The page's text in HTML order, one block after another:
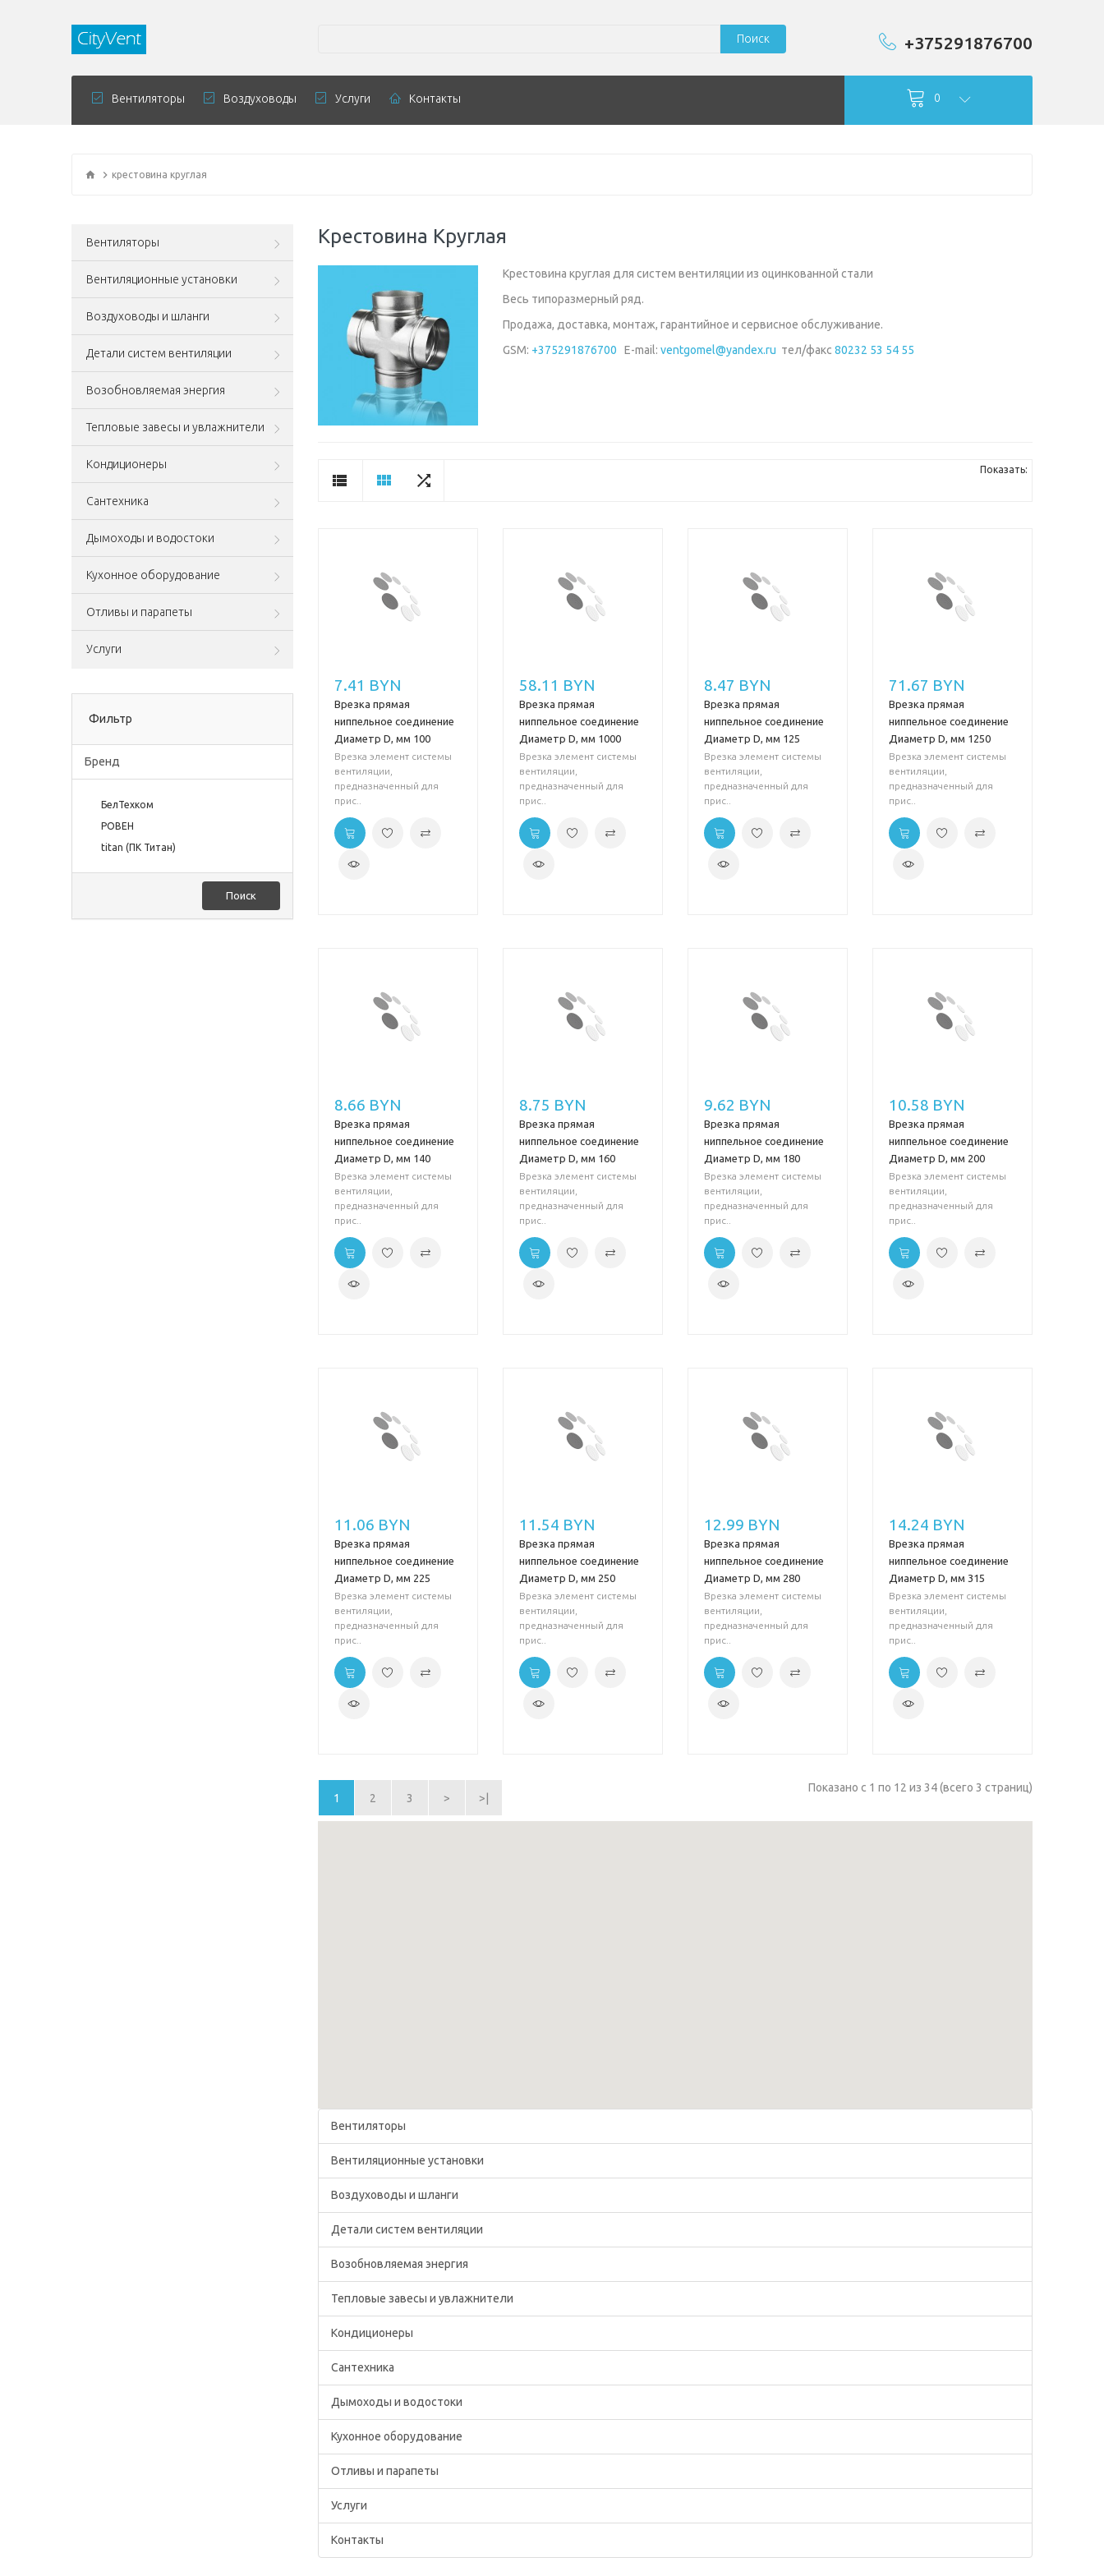
+375291876700
Поиск
Вентиляторы Воздуховоды Услуги Контакты 0
крестовина круглая
Вентиляторы
Вентиляционные установки
Воздуховоды и шланги
Детали систем вентиляции
Возобновляемая энергия
Тепловые завесы и увлажнители
Кондиционеры
Сантехника
Дымоходы и водостоки
Кухонное оборудование
Отливы и парапеты
Услуги
Фильтр
Бренд
БелТехком
РОВЕН
titan (ПК Титан)
Поиск
Крестовина Круглая
Крестовина круглая для систем вентиляции из оцинкованной стали
Весь типоразмерный ряд.
Продажа, доставка, монтаж, гарантийное и сервисное обслуживание.
GSM: +375291876700 E-mail: ventgomel@yandex.ru тел/факс 80232 53 54 55
Показать:
7.41 BYN
Врезка прямая
ниппельное соединение
Диаметр D, мм 100
Врезка элемент системы
вентиляции,
предназначенный для
прис..
58.11 BYN
Врезка прямая
ниппельное соединение
Диаметр D, мм 1000
Врезка элемент системы
вентиляции,
предназначенный для
прис..
8.47 BYN
Врезка прямая
ниппельное соединение
Диаметр D, мм 125
Врезка элемент системы
вентиляции,
предназначенный для
прис..
71.67 BYN
Врезка прямая
ниппельное соединение
Диаметр D, мм 1250
Врезка элемент системы
вентиляции,
предназначенный для
прис..
8.66 BYN
Врезка прямая
ниппельное соединение
Диаметр D, мм 140
Врезка элемент системы
вентиляции,
предназначенный для
прис..
8.75 BYN
Врезка прямая
ниппельное соединение
Диаметр D, мм 160
Врезка элемент системы
вентиляции,
предназначенный для
прис..
9.62 BYN
Врезка прямая
ниппельное соединение
Диаметр D, мм 180
Врезка элемент системы
вентиляции,
предназначенный для
прис..
10.58 BYN
Врезка прямая
ниппельное соединение
Диаметр D, мм 200
Врезка элемент системы
вентиляции,
предназначенный для
прис..
11.06 BYN
Врезка прямая
ниппельное соединение
Диаметр D, мм 225
Врезка элемент системы
вентиляции,
предназначенный для
прис..
11.54 BYN
Врезка прямая
ниппельное соединение
Диаметр D, мм 250
Врезка элемент системы
вентиляции,
предназначенный для
прис..
12.99 BYN
Врезка прямая
ниппельное соединение
Диаметр D, мм 280
Врезка элемент системы
вентиляции,
предназначенный для
прис..
14.24 BYN
Врезка прямая
ниппельное соединение
Диаметр D, мм 315
Врезка элемент системы
вентиляции,
предназначенный для
прис..
1 2 3 > >|
Показано с 1 по 12 из 34 (всего 3 страниц)
Вентиляторы
Вентиляционные установки
Воздуховоды и шланги
Детали систем вентиляции
Возобновляемая энергия
Тепловые завесы и увлажнители
Кондиционеры
Сантехника
Дымоходы и водостоки
Кухонное оборудование
Отливы и парапеты
Услуги
Контакты